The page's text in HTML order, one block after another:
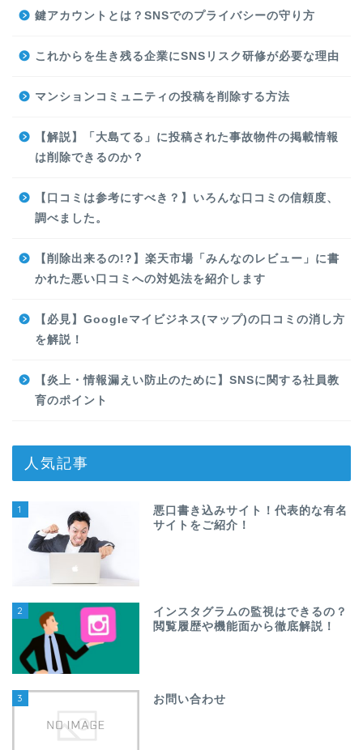
鍵アカウントとは？SNSでのプライバシーの守り方
これからを生き残る企業にSNSリスク研修が必要な理由
マンションコミュニティの投稿を削除する方法
【解説】「大島てる」に投稿された事故物件の掲載情報
は削除できるのか？
【口コミは参考にすべき？】いろんな口コミの信頼度、
調べました。
【削除出来るの!?】楽天市場「みんなのレビュー」に書
かれた悪い口コミへの対処法を紹介します
【必見】Googleマイビジネス(マップ)の口コミの消し方
を解説！
【炎上・情報漏えい防止のために】SNSに関する社員教
育のポイント
人気記事
1
悪口書き込みサイト！代表的な有名
サイトをご紹介！
2
インスタグラムの監視はできるの？
閲覧履歴や機能面から徹底解説！
3 お問い合わせ